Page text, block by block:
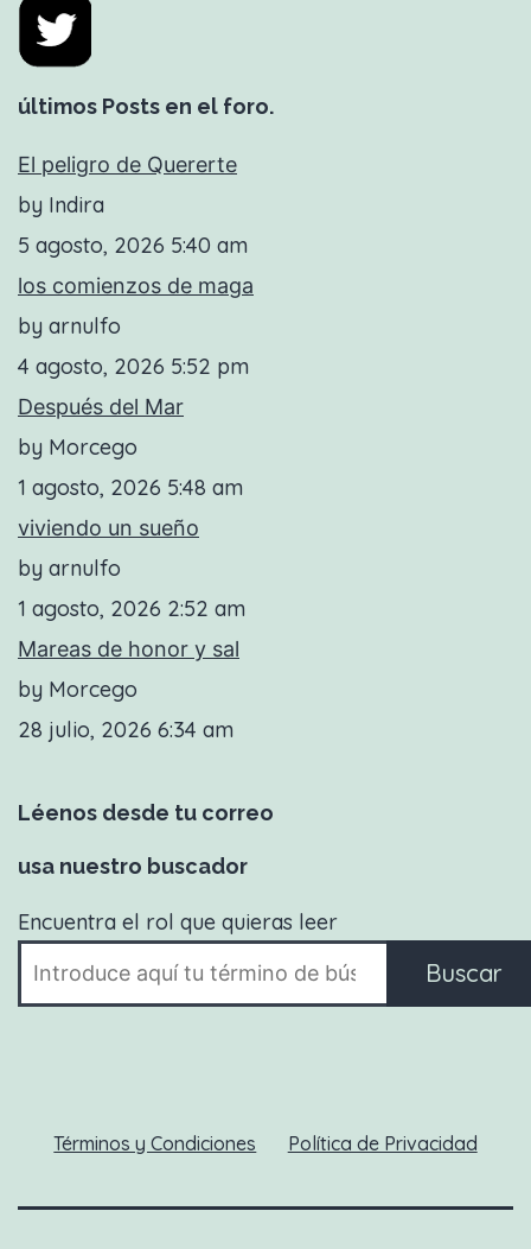
últimos Posts en el foro.
El peligro de Quererte
by Indira
5 agosto, 2026 5:40 am
los comienzos de maga
by arnulfo
4 agosto, 2026 5:52 pm
Después del Mar
by Morcego
1 agosto, 2026 5:48 am
viviendo un sueño
by arnulfo
1 agosto, 2026 2:52 am
Mareas de honor y sal
by Morcego
28 julio, 2026 6:34 am
Léenos desde tu correo
usa nuestro buscador
Encuentra el rol que quieras leer
Buscar
Términos y Condiciones Política de Privacidad